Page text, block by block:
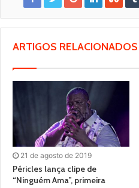
ARTIGOS RELACIONADOS
21 de agosto de 2019
Péricles lança clipe de
“Ninguém Ama”, primeira